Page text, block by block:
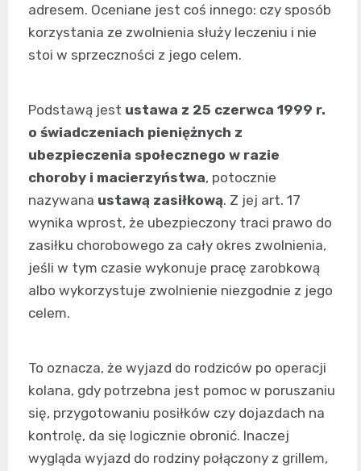
adresem. Oceniane jest coś innego: czy sposób
korzystania ze zwolnienia służy leczeniu i nie
stoi w sprzeczności z jego celem.
Podstawą jest ustawa z 25 czerwca 1999 r.
o świadczeniach pieniężnych z
ubezpieczenia społecznego w razie
choroby i macierzyństwa, potocznie
nazywana ustawą zasiłkową. Z jej art. 17
wynika wprost, że ubezpieczony traci prawo do
zasiłku chorobowego za cały okres zwolnienia,
jeśli w tym czasie wykonuje pracę zarobkową
albo wykorzystuje zwolnienie niezgodnie z jego
celem.
To oznacza, że wyjazd do rodziców po operacji
kolana, gdy potrzebna jest pomoc w poruszaniu
się, przygotowaniu posiłków czy dojazdach na
kontrolę, da się logicznie obronić. Inaczej
wygląda wyjazd do rodziny połączony z grillem,